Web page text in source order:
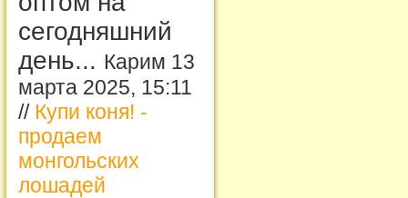
сегодняшний
день... Карим 13
марта 2025, 15:11
// Купи коня! -
продаем
монгольских
лошадей